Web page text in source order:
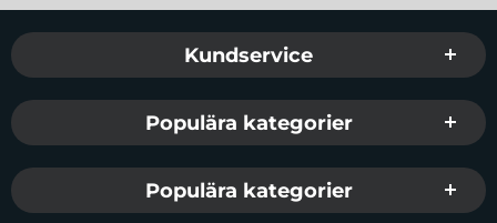
Sidfot Blandad info och länkar
Kundservice
Populära kategorier
Populära kategorier